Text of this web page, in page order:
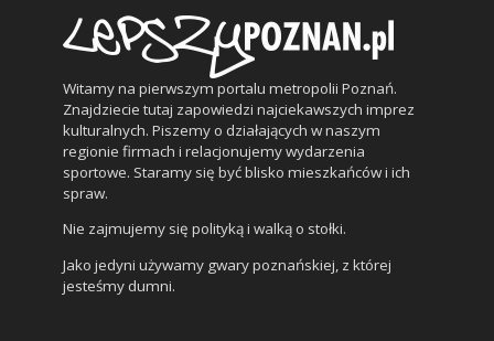
Witamy na pierwszym portalu metropolii Poznań.
Znajdziecie tutaj zapowiedzi najciekawszych imprez
kulturalnych. Piszemy o działających w naszym
regionie firmach i relacjonujemy wydarzenia
sportowe. Staramy się być blisko mieszkańców i ich
spraw.
Nie zajmujemy się polityką i walką o stołki.
Jako jedyni używamy gwary poznańskiej, z której
jesteśmy dumni.